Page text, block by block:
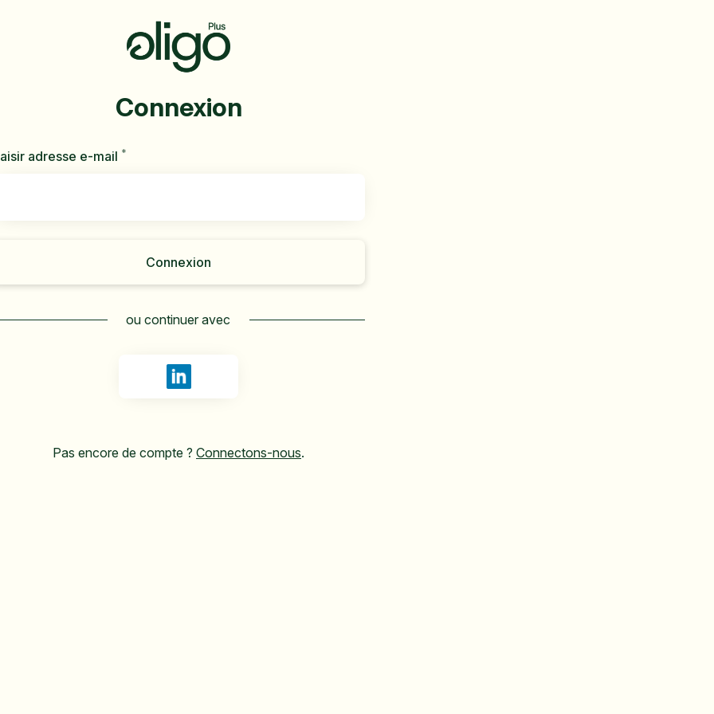
Connexion
adresse e-mail *
Connexion
ou continuer avec
Se connecter avec LinkedIn
Pas encore de compte ? Connectons-nous.